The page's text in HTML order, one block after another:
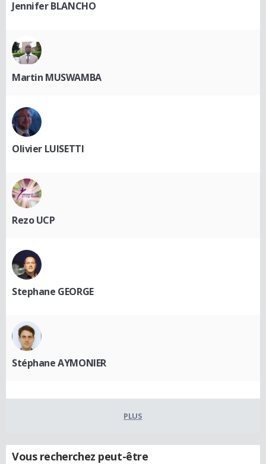
Jennifer BLANCHO
Martin MUSWAMBA
Olivier LUISETTI
Rezo UCP
Stephane GEORGE
Stéphane AYMONIER
PLUS
Vous recherchez peut-être